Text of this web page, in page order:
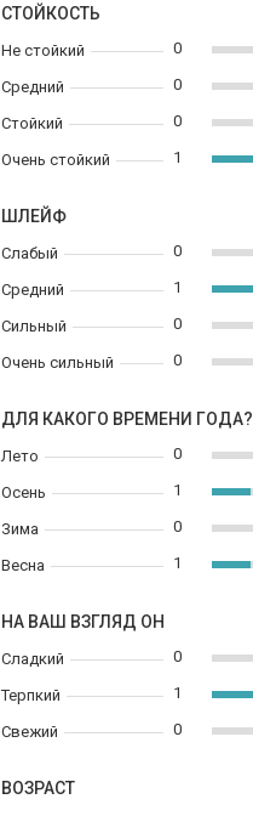
СТОЙКОСТЬ
Не стойкий
Средний
Стойкий
Очень стойкий
0
0
0
1
ШЛЕЙФ
Слабый
Средний
Сильный
Очень сильный
0
1
0
0
ДЛЯ КАКОГО ВРЕМЕНИ ГОДА?
Лето
Осень
Зима
Весна
0
1
0
1
НА ВАШ ВЗГЛЯД ОН
Сладкий
Терпкий
Свежий
0
1
0
ВОЗРАСТ